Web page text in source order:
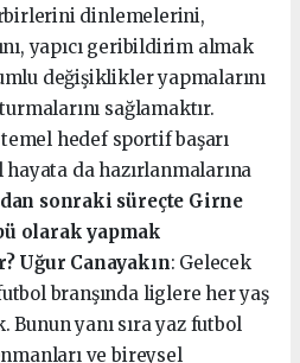
dinlemelerini,
yapıcı geribildirim almak
değişiklikler yapmalarını
sağlamaktır.
hedef sportif başarı
da hazırlanmalarına
sonraki süreçte Girne
olarak yapmak
Uğur Canayakın: Gelecek
branşında liglere her yaş
yanı sıra yaz futbol
ve bireysel